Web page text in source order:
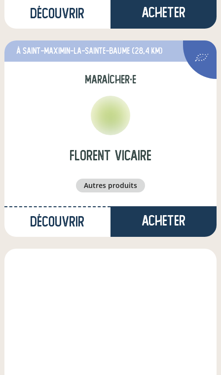
Découvrir Acheter
à Saint-Maximin-la-Sainte-Baume (28,4 km)
maraîcher·e
florent vicaire
autres produits
Découvrir Acheter